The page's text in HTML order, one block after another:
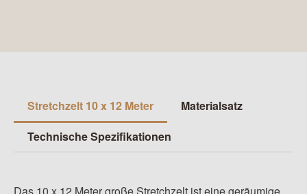
Stretchzelt 10 x 12 Meter
Materialsatz
Technische Spezifikationen